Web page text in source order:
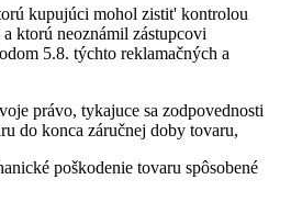
kupujúci mohol zistit' kontrolou
ktorú neoznámil zástupcovi
5.8. týchto reklamačných a
právo, tykajuce sa zodpovednosti
do konca záručnej doby tovaru,
poškodenie tovaru spôsobené